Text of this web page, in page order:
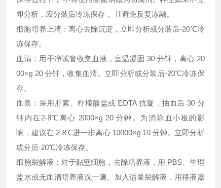
即分析，应分装后冷冻保存， 且避免反复冻融。
细胞培养上清：离心去除沉淀，立即分析或分装后-20℃冷
冻保存。
血清：用干净试管收集血液，室温凝固 30 分钟，离心 20
00×g 20 分钟，收集血清。立即分析或分装后-20℃冷冻保
存。
血浆：采用肝素、柠檬酸盐或 EDTA 抗凝，抽血后 30 分
钟内在2-8℃离心 2000×g 20 分钟。为消除血小板的影
响，建议在 2-8℃进一步离心 10000×g 10 分钟。立即分析
或分后-20℃冷冻保存。
细胞裂解液：对于贴壁细胞，去除培养液，用 PBS、生理
盐水或无血清培养液洗一遍。加入适量裂解液，用移液器